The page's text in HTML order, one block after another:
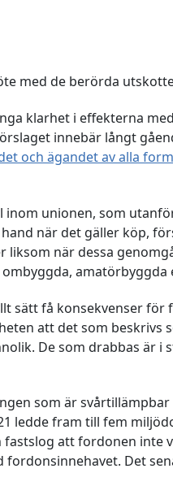
med de berörda
klarhet i effekterna
innebär långt
och ägandet av alla
inom unionen, som
när det gäller köp,
när dessa
amatörbyggda
sätt få konsekvenser
att det som
De som drabbas är
som är
ledde fram till fem
att fordonen inte
Det